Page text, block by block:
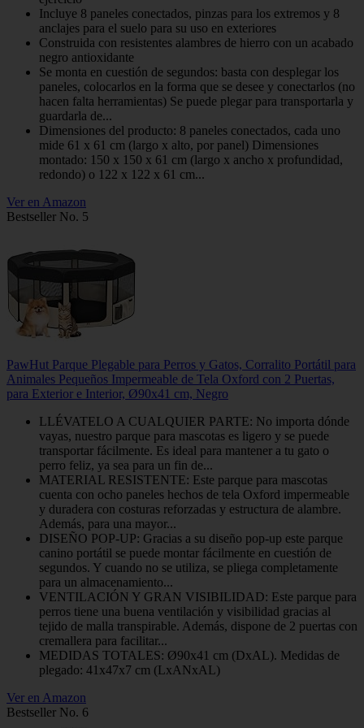
Incluye 8 paneles conectados, pinzas para los extremos y 8
anclajes para el suelo para su uso en exteriores
Construida con resistentes alambres de hierro con un acabado
negro antioxidante
Se monta en cuestión de segundos: basta con desplegar los
paneles, colocarlos en la forma que se desee y conectarlos (no
hacen falta herramientas) Se puede plegar para transportarla y
guardarla de...
Dimensiones del producto: 8 paneles conectados, cada uno
mide 61 x 61 cm (largo x alto, por panel) Dimensiones
montado: 150 x 150 x 61 cm (largo x ancho x profundidad,
redondo) o 122 x 122 x 61 cm...
Ver en Amazon
Bestseller No. 5
PawHut Parque Plegable para Perros y Gatos, Corralito Portátil para
Animales Pequeños Impermeable de Tela Oxford con 2 Puertas,
para Exterior e Interior, Ø90x41 cm, Negro
LLÉVATELO A CUALQUIER PARTE: No importa dónde
vayas, nuestro parque para mascotas es ligero y se puede
transportar fácilmente. Es ideal para mantener a tu gato o
perro feliz, ya sea para un fin de...
MATERIAL RESISTENTE: Este parque para mascotas
cuenta con ocho paneles hechos de tela Oxford impermeable
y duradera con costuras reforzadas y estructura de alambre.
Además, para una mayor...
DISEÑO POP-UP: Gracias a su diseño pop-up este parque
canino portátil se puede montar fácilmente en cuestión de
segundos. Y cuando no se utiliza, se pliega completamente
para un almacenamiento...
VENTILACIÓN Y GRAN VISIBILIDAD: Este parque para
perros tiene una buena ventilación y visibilidad gracias al
tejido de malla transpirable. Además, dispone de 2 puertas con
cremallera para facilitar...
MEDIDAS TOTALES: Ø90x41 cm (DxAL). Medidas de
plegado: 41x47x7 cm (LxANxAL)
Ver en Amazon
Bestseller No. 6